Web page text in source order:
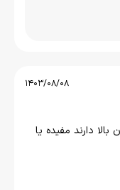
1403/08/08
دارند مفیده یا